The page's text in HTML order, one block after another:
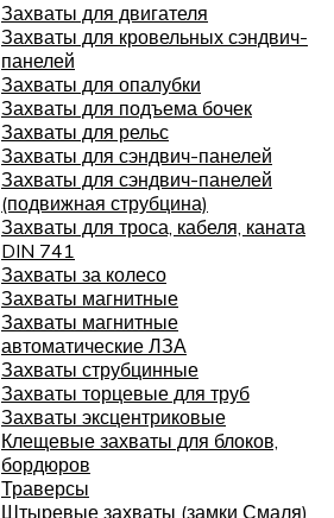
Захваты для двигателя
Захваты для кровельных сэндвич-
панелей
Захваты для опалубки
Захваты для подъема бочек
Захваты для рельс
Захваты для сэндвич-панелей
Захваты для сэндвич-панелей
(подвижная струбцина)
Захваты для троса, кабеля, каната
DIN 741
Захваты за колесо
Захваты магнитные
Захваты магнитные
автоматические ЛЗА
Захваты струбцинные
Захваты торцевые для труб
Захваты эксцентриковые
Клещевые захваты для блоков,
бордюров
Траверсы
Штыревые захваты (замки Смаля)